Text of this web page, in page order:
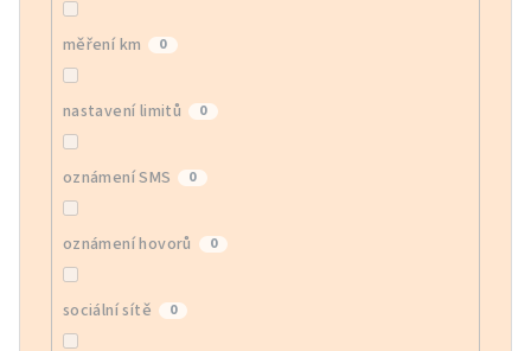
měření km 0
nastavení limitů 0
oznámení SMS 0
oznámení hovorů 0
sociální sítě 0